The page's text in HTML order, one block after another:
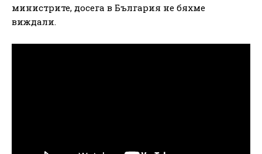
министрите, досега в България не бяхме
виждали.